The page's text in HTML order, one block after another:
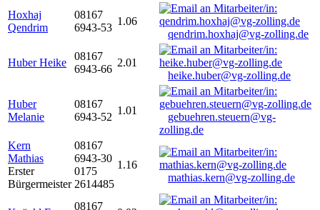
Hoxhaj
Qendrim
08167
6943-53
1.06
qendrim.hoxhaj@vg-zolling.de
Huber Heike
08167
6943-66
2.01
heike.huber@vg-zolling.de
Huber
Melanie
08167
6943-52
1.01
gebuehren.steuern@vg-
zolling.de
Kern
Mathias
Erster
Bürgermeister
08167
6943-30
0175
2614485
1.16
mathias.kern@vg-zolling.de
08167